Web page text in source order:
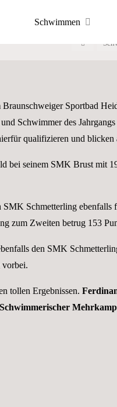
Schwimmen
Sportbad
Schwimmer des
qualifizieren und blicken
bei seinem SMK Brust mit
SMK Schmetterling ebenfalls
zum Zweiten betrug 153
den SMK
vorbei.
tollen Ergebnissen.